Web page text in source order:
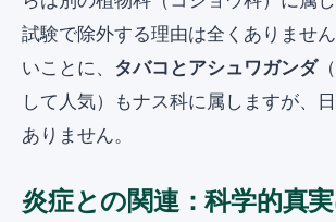
試験で除外する理由は全くありませ
いことに、 タバコとアシュワガンダ
して人気）もナス科に属しますが、
ありません。
炎症との関連：科学的真